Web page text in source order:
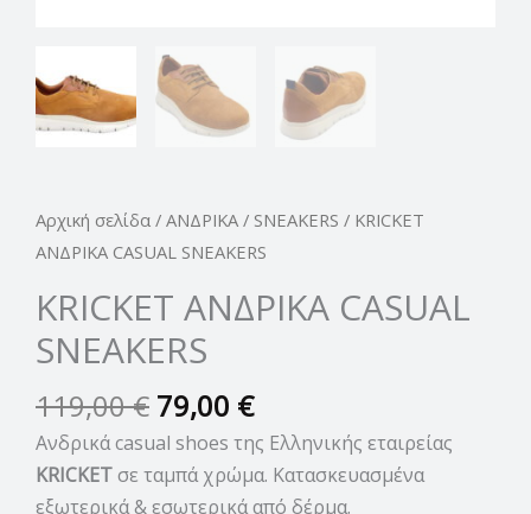
Αρχική σελίδα / ΑΝΔΡΙΚΑ / SNEAKERS / KRICKET
ΑΝΔΡΙΚΑ CASUAL SNEAKERS
KRICKET ΑΝΔΡΙΚΑ CASUAL
SNEAKERS
119,00€ 79,00 €
Ανδρικά casual shoes της Ελληνικής εταιρείας
KRICKETσε ταμπά χρώμα. Κατασκευασμένα
εξωτερικά & εσωτερικά από δέρμα.